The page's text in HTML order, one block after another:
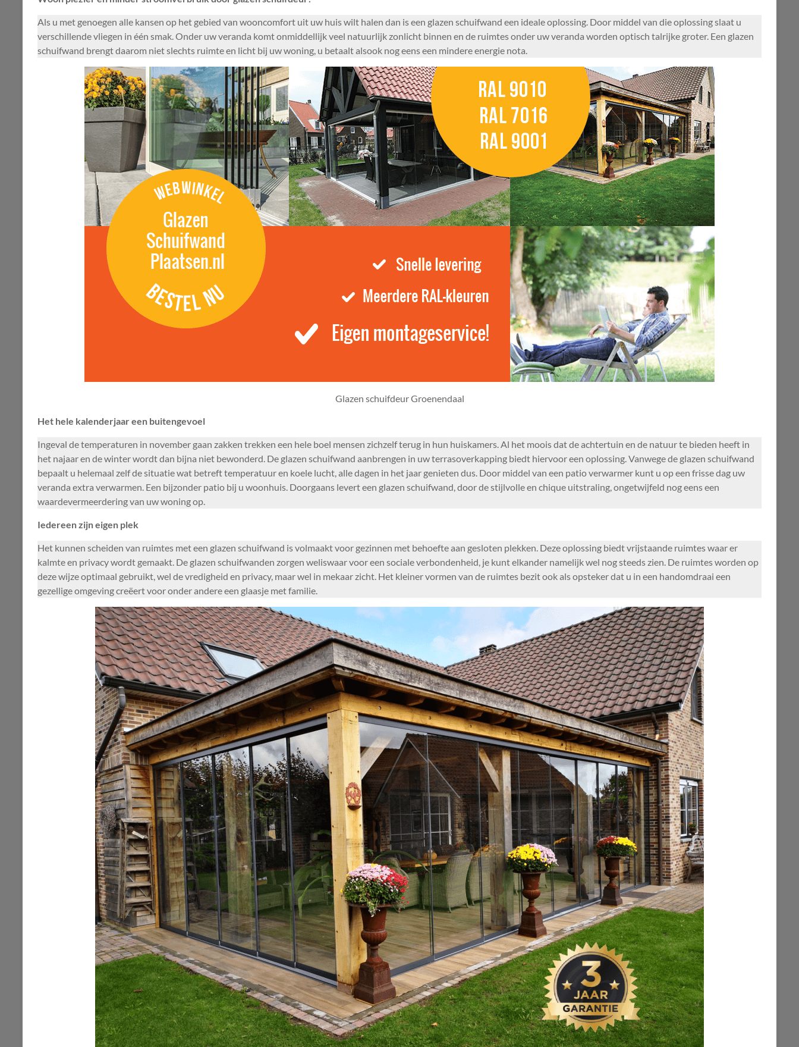
Als u met genoegen alle kansen op het gebied van wooncomfort uit uw huis wilt halen dan is een glazen schuifwand een ideale oplossing. Door middel van die oplossing slaat u
verschillende vliegen in één smak. Onder uw veranda komt onmiddellijk veel natuurlijk zonlicht binnen en de ruimtes onder uw veranda worden optisch talrijke groter. Een glazen
schuifwand brengt daarom niet slechts ruimte en licht bij uw woning, u betaalt alsook nog eens een mindere energie nota.
Glazen schuifdeur Groenendaal
Het hele kalenderjaar een buitengevoel
Ingeval de temperaturen in november gaan zakken trekken een hele boel mensen zichzelf terug in hun huiskamers. Al het moois dat de achtertuin en de natuur te bieden heeft in
het najaar en de winter wordt dan bijna niet bewonderd. De glazen schuifwand aanbrengen in uw terrasoverkapping biedt hiervoor een oplossing. Vanwege de glazen schuifwand
bepaalt u helemaal zelf de situatie wat betreft temperatuur en koele lucht, alle dagen in het jaar genieten dus. Door middel van een patio verwarmer kunt u op een frisse dag uw
veranda extra verwarmen. Een bijzonder patio bij u woonhuis. Doorgaans levert een glazen schuifwand, door de stijlvolle en chique uitstraling, ongetwijfeld nog eens een
waardevermeerdering van uw woning op.
Iedereen zijn eigen plek
Het kunnen scheiden van ruimtes met een glazen schuifwand is volmaakt voor gezinnen met behoefte aan gesloten plekken. Deze oplossing biedt vrijstaande ruimtes waar er
kalmte en privacy wordt gemaakt. De glazen schuifwanden zorgen weliswaar voor een sociale verbondenheid, je kunt elkander namelijk wel nog steeds zien. De ruimtes worden op
deze wijze optimaal gebruikt, wel de vredigheid en privacy, maar wel in mekaar zicht. Het kleiner vormen van de ruimtes bezit ook als opsteker dat u in een handomdraai een
gezellige omgeving creëert voor onder andere een glaasje met familie.